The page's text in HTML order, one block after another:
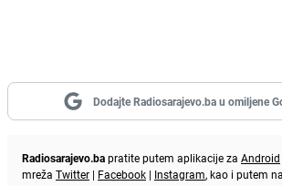
Dodajte Radiosarajevo.ba u omiljene
Radiosarajevo.bapratite putem aplikacije za Android
mreža Twitter | Facebook | Instagram, kao i putem